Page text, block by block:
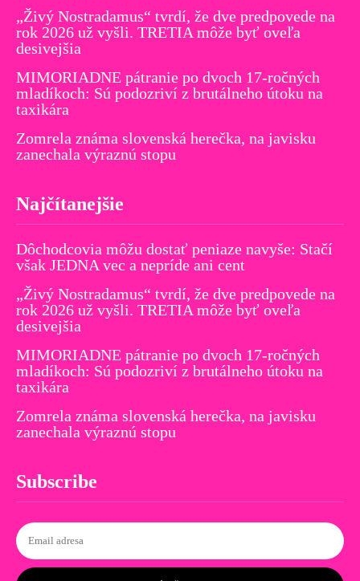
„Živý Nostradamus“ tvrdí, že dve predpovede na
rok 2026 už vyšli. TRETIA môže byť oveľa
desivejšia
MIMORIADNE pátranie po dvoch 17-ročných
mladíkoch: Sú podozriví z brutálneho útoku na
taxikára
Zomrela známa slovenská herečka, na javisku
zanechala výraznú stopu
Najčítanejšie
Dôchodcovia môžu dostať peniaze navyše: Stačí
však JEDNA vec a nepríde ani cent
„Živý Nostradamus“ tvrdí, že dve predpovede na
rok 2026 už vyšli. TRETIA môže byť oveľa
desivejšia
MIMORIADNE pátranie po dvoch 17-ročných
mladíkoch: Sú podozriví z brutálneho útoku na
taxikára
Zomrela známa slovenská herečka, na javisku
zanechala výraznú stopu
Subscribe